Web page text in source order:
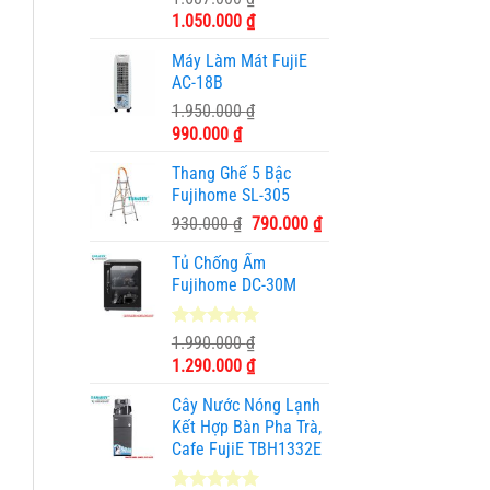
dựa trên
đánh giá
Giá
là:
1.687.000 ₫.
1.050.000 ₫Giá
tại
1.050.000 ₫.
Máy Làm Mát FujiE
AC-18B
1.950.000₫
Giá
là:
1.950.000 ₫.
990.000 ₫Giá
tại
là:
990.000 ₫.
Thang Ghế 5 Bậc
Fujihome SL-305
930.000₫ Giá
là:
930.000 ₫.
790.000 ₫Giá
Tủ Chống Ẩm
Fujihome DC-30M
5.00trên 5
dựa trên
3
đánh giá
1.990.000₫
Giá
là:
1.990.000 ₫.
1.290.000 ₫Giá
tại
là:
1.290.000 ₫.
Cây Nước Nóng Lạnh
Kết Hợp Bàn Pha Trà,
Cafe FujiE TBH1332E